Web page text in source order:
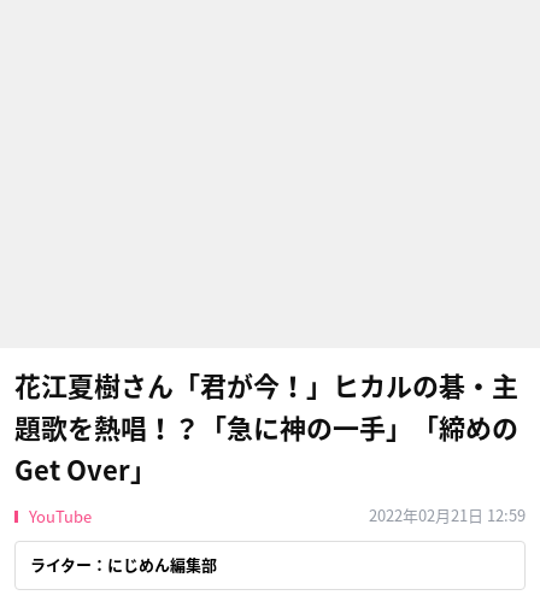
花江夏樹さん「君が今！」ヒカルの碁・主
題歌を熱唱！？「急に神の一手」「締めの
Get Over」
YouTube 2022年02月21日 12:59
ライター：にじめん編集部